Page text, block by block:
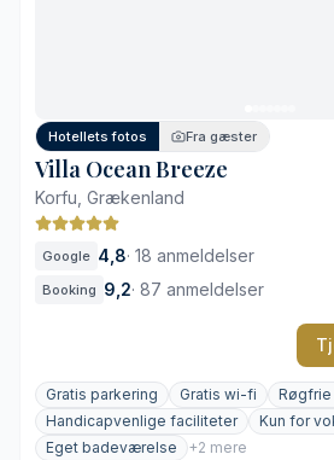
Hotellets fotos Fra gæster
Villa Ocean Breeze
Korfu, Grækenland
Google 4,8· 18 anmeldelser
Booking 9,2· 87 anmeldelser
Gratis parkering Gratis wi-fi
Handicapvenlige faciliteter
Kun for
Eget badeværelse
+2 mere